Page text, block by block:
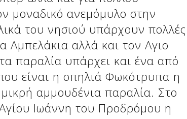
μοναδικό ανεμόμυλο στην
του νησιού υπάρχουν πολλές
Αμπελάκια αλλά και τον Αγιο
παραλία υπάρχει και ένα από
είναι η σπηλιά Φωκότρυπα η
αμμουδένια παραλία. Στο
Ιωάννη του Προδρόμου η